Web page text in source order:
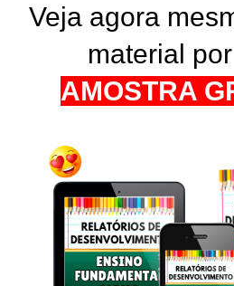
Veja agora
material
AMOSTRA